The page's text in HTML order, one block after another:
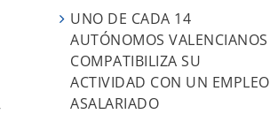
UNO DE CADA 14
AUTÓNOMOS VALENCIANOS
COMPATIBILIZA SU
ACTIVIDAD CON UN EMPLEO
ASALARIADO